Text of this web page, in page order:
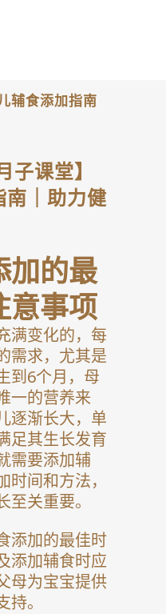
辅食添加指南
子课堂】
南｜助力健
加的最
意事项
满变化的，每
需求，尤其是
到6个月，母
一的营养来
逐渐长大，单
足其生长发育
需要添加辅
间和方法，
关重要。
添加的最佳时
添加辅食时应
母为宝宝提供
。